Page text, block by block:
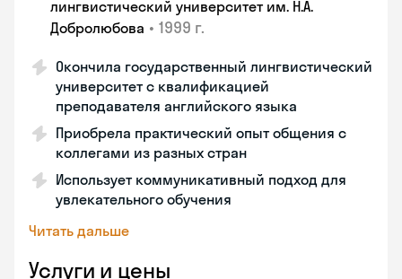
лингвистический университет им. Н.А.
Добролюбова • 1999 г.
Окончила государственный лингвистический
университет с квалификацией
преподавателя английского языка
Приобрела практический опыт общения с
коллегами из разных стран
Использует коммуникативный подход для
увлекательного обучения
Читать дальше
Услуги и цены